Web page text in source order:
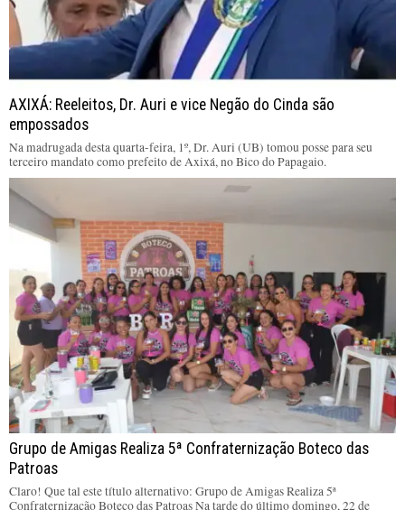
AXIXÁ: Reeleitos, Dr. Auri e vice Negão do Cinda são
empossados
Na madrugada desta quarta-feira, 1º, Dr. Auri (UB) tomou posse para seu
terceiro mandato como prefeito de Axixá, no Bico do Papagaio.
Grupo de Amigas Realiza 5ª Confraternização Boteco das
Patroas
Claro! Que tal este título alternativo: Grupo de Amigas Realiza 5ª
Confraternização Boteco das Patroas Na tarde do último domingo, 22 de